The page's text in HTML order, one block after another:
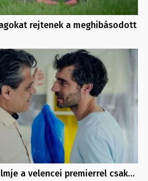
rejtenek a meghibásodott
a velencei premierrel csak…